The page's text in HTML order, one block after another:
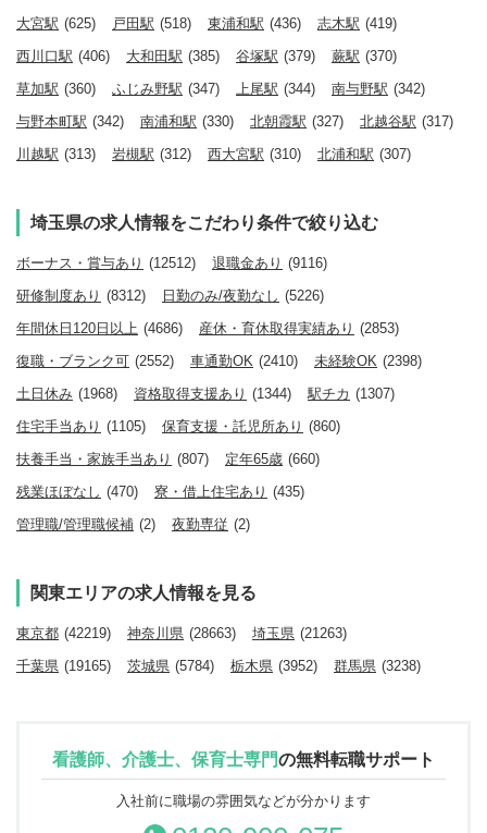
大宮駅 (625) 戸田駅 (518) 東浦和駅 (436) 志木駅 (419)
西川口駅 (406) 大和田駅 (385) 谷塚駅 (379) 蕨駅 (370)
草加駅 (360) ふじみ野駅 (347) 上尾駅 (344) 南与野駅 (342)
与野本町駅 (342) 南浦和駅 (330) 北朝霞駅 (327) 北越谷駅 (317)
川越駅 (313) 岩槻駅 (312) 西大宮駅 (310) 北浦和駅 (307)
埼玉県の求人情報をこだわり条件で絞り込む
ボーナス・賞与あり (12512) 退職金あり (9116)
研修制度あり (8312) 日勤のみ/夜勤なし (5226)
年間休日120日以上 (4686) 産休・育休取得実績あり (2853)
復職・ブランク可 (2552) 車通勤OK (2410) 未経験OK (2398)
土日休み (1968) 資格取得支援あり (1344) 駅チカ (1307)
住宅手当あり (1105) 保育支援・託児所あり (860)
扶養手当・家族手当あり (807) 定年65歳 (660)
残業ほぼなし (470) 寮・借上住宅あり (435)
管理職/管理職候補 (2) 夜勤専従 (2)
関東エリアの求人情報を見る
東京都 (42219) 神奈川県 (28663) 埼玉県 (21263)
千葉県 (19165) 茨城県 (5784) 栃木県 (3952) 群馬県 (3238)
看護師、介護士、保育士専門の無料転職サポート
入社前に職場の雰囲気などが分かります